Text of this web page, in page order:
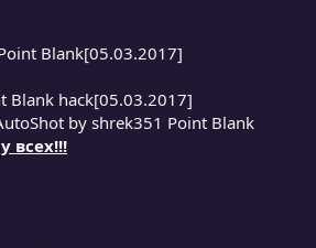
Blank[05.03.2017]
Blank hack[05.03.2017]
by shrek351 Point Blank
всех!!!